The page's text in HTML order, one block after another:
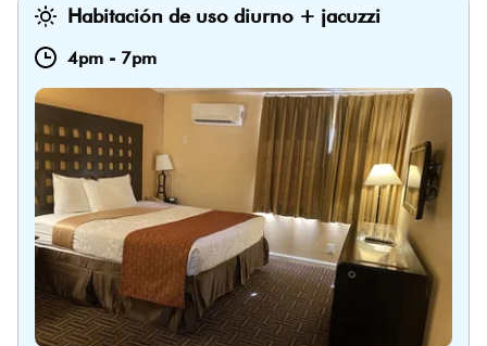
Habitación de uso diurno + jacuzzi
4pm - 7pm